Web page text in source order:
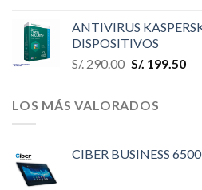
ANTIVIRUS
DISPOSITIVOS
S/.290.00 S/. 199.50
LOS MÁS VALORADOS
CIBER BUSINESS